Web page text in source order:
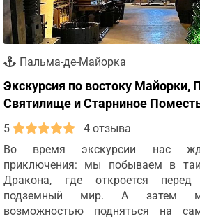
Пальма-де-Майорка
Экскурсия по востоку
Святилище и Старниное
5
4 отзыва
Во время экскурсии нас
приключения: мы побываем в
Дракона, где откроется
подземный мир. А затем мы
возможностью подняться на